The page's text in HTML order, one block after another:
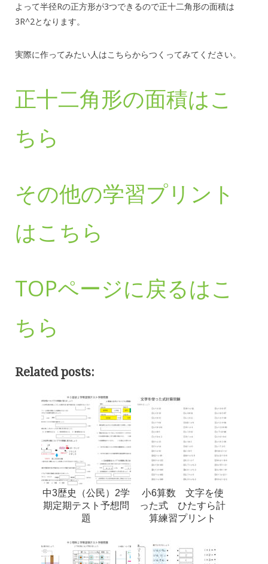
よって半径Rの正方形が3つできるので正十二角形の面積は
3R^2となります。
実際に作ってみたい人はこちらからつくってみてください。
正十二角形の面積はこ
ちら
その他の学習プリント
はこちら
TOPページに戻るはこ
ちら
Related posts:
中3歴史（公民）2学
期定期テスト予想問
題
小6算数 文字を使
った式 ひたすら計
算練習プリント